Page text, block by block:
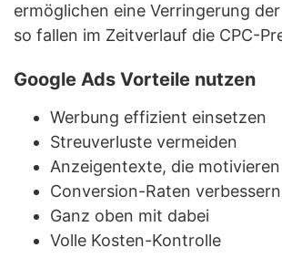
ermöglichen eine Verringerung
so fallen im Zeitverlauf die CPC-
Google Ads Vorteile nutzen
Werbung effizient einsetzen
Streuverluste vermeiden
Anzeigentexte, die motivieren
Conversion-Raten verbessern
Ganz oben mit dabei
Volle Kosten-Kontrolle